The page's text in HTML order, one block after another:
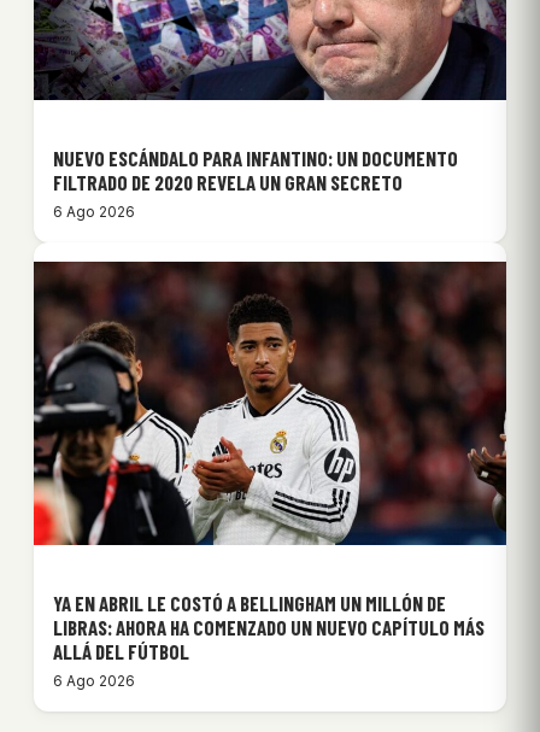
NUEVO ESCÁNDALO PARA INFANTINO: UN DOCUMENTO
FILTRADO DE 2020 REVELA UN GRAN SECRETO
6 Ago 2026
YA EN ABRIL LE COSTÓ A BELLINGHAM UN MILLÓN DE
LIBRAS: AHORA HA COMENZADO UN NUEVO CAPÍTULO MÁS
ALLÁ DEL FÚTBOL
6 Ago 2026